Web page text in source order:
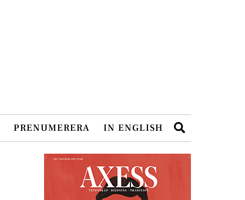
PRENUMERERA IN ENGLISH